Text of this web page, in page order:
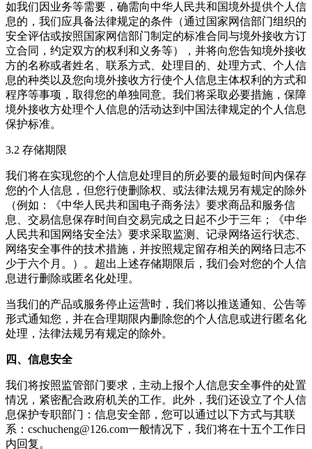
如我们因业务等需要，确需向中华人民共和国境外提供个人信
息的，我们应具备法律规定的条件（通过国家网信部门组织的
安全评估或按照国家网信部门制定的标准合同与境外接收方订
立合同，约定双方的权利和义务等），并将向您告知境外接收
方的名称或者姓名、联系方式、处理目的、处理方式、个人信
息的种类以及您向境外接收方行使个人信息主体权利的方式和
程序等事项，取得您的单独同意。我们将采取必要措施，保障
境外接收方处理个人信息的活动达到中国法律规定的个人信息
保护标准。
3.2 存储期限
我们将在实现您的个人信息处理目的所必要的最短时间内保存
您的个人信息，但您行使删除权、或法律法规另有规定的除外
（例如：《中华人民共和国电子商务法》要求商品和服务信
息、交易信息保存时间自交易完成之日起不少于三年；《中华
人民共和国网络安全法》要求采取监测、记录网络运行状态、
网络安全事件的技术措施，并按照规定留存相关的网络日志不
少于六个月。）。超出上述存储期限后，我们会对您的个人信
息进行删除或匿名化处理。
当我们的产品或服务停止运营时，我们将以推送通知、公告等
形式通知您，并在合理期限内删除您的个人信息或进行匿名化
处理，法律法规另有规定的除外。
四、信息安全
我们将按照监管部门要求，主动上报个人信息安全事件的处置
情况，紧密配合政府机关的工作。此外，我们还设立了个人信
息保护专职部门：信息安全部，您可以通过以下方式与其联
系： cschucheng@126.com一般情况下，我们将在十五个工作日
内回复。